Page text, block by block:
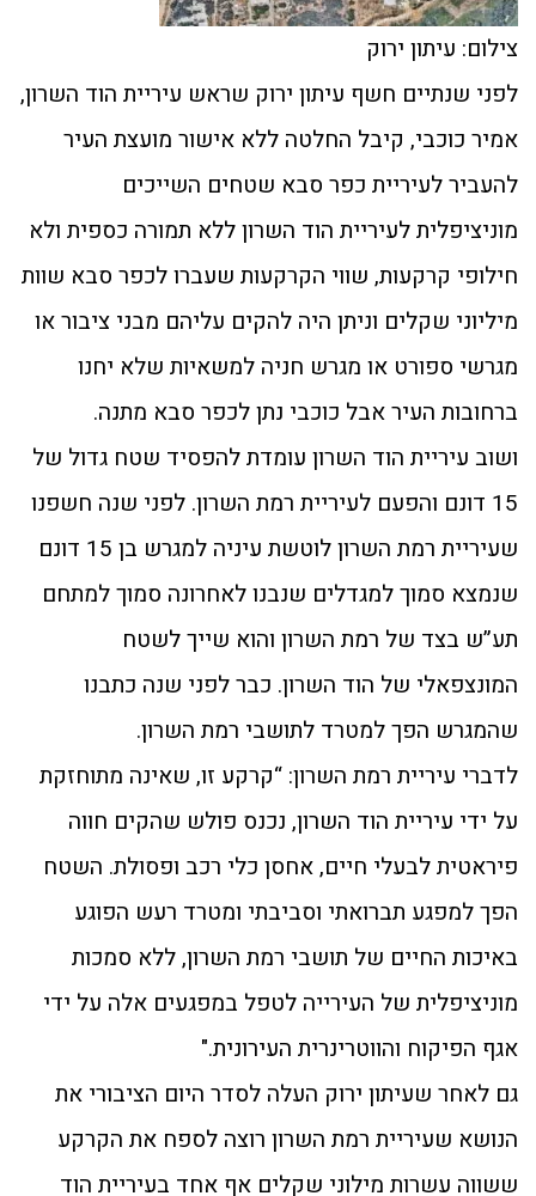
צילום: עיתון ירוק
לפני שנתיים חשף עיתון ירוק שראש עיריית הוד השרון,
אמיר כוכבי, קיבל החלטה ללא אישור מועצת העיר
להעביר לעיריית כפר סבא שטחים השייכים
מוניציפלית לעיריית הוד השרון ללא תמורה כספית ולא
חילופי קרקעות, שווי הקרקעות שעברו לכפר סבא שוות
מיליוני שקלים וניתן היה להקים עליהם מבני ציבור או
מגרשי ספורט או מגרש חניה למשאיות שלא יחנו
ברחובות העיר אבל כוכבי נתן לכפר סבא מתנה.
ושוב עיריית הוד השרון עומדת להפסיד שטח גדול של
15 דונם והפעם לעיריית רמת השרון. לפני שנה חשפנו
שעיריית רמת השרון לוטשת עיניה למגרש בן 15 דונם
שנמצא סמוך למגדלים שנבנו לאחרונה סמוך למתחם
תע”ש בצד של רמת השרון והוא שייך לשטח
המונצפאלי של הוד השרון. כבר לפני שנה כתבנו
שהמגרש הפך למטרד לתושבי רמת השרון.
לדברי עיריית רמת השרון: “קרקע זו, שאינה מתוחזקת
על ידי עיריית הוד השרון, נכנס פולש שהקים חווה
פיראטית לבעלי חיים, אחסן כלי רכב ופסולת. השטח
הפך למפגע תברואתי וסביבתי ומטרד רעש הפוגע
באיכות החיים של תושבי רמת השרון, ללא סמכות
מוניציפלית של העירייה לטפל במפגעים אלה על ידי
אגף הפיקוח והווטרינרית העירונית."
גם לאחר שעיתון ירוק העלה לסדר היום הציבורי את
הנושא שעיריית רמת השרון רוצה לספח את הקרקע
ששווה עשרות מילוני שקלים אף אחד בעיריית הוד